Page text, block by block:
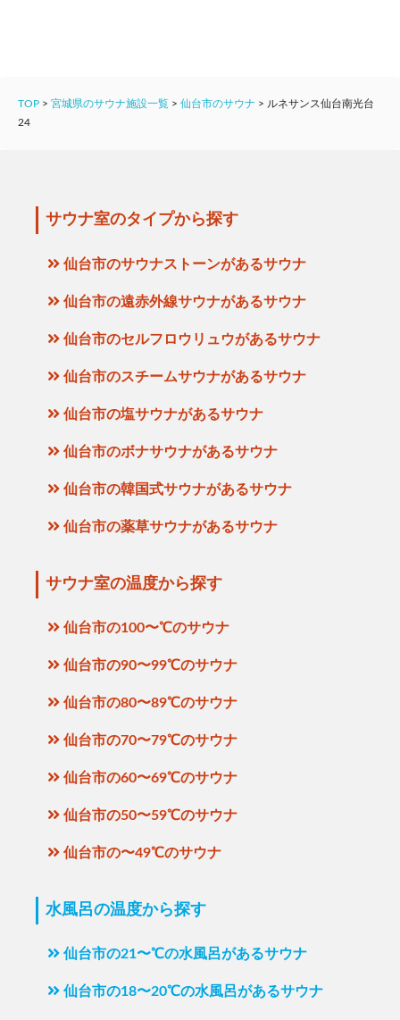
TOP > 宮城県のサウナ施設一覧 > 仙台市のサウナ > ルネサンス仙台南光台
24
サウナ室のタイプから探す
仙台市のサウナストーンがあるサウナ
仙台市の遠赤外線サウナがあるサウナ
仙台市のセルフロウリュウがあるサウナ
仙台市のスチームサウナがあるサウナ
仙台市の塩サウナがあるサウナ
仙台市のボナサウナがあるサウナ
仙台市の韓国式サウナがあるサウナ
仙台市の薬草サウナがあるサウナ
サウナ室の温度から探す
仙台市の100〜℃のサウナ
仙台市の90〜99℃のサウナ
仙台市の80〜89℃のサウナ
仙台市の70〜79℃のサウナ
仙台市の60〜69℃のサウナ
仙台市の50〜59℃のサウナ
仙台市の〜49℃のサウナ
水風呂の温度から探す
仙台市の21〜℃の水風呂があるサウナ
仙台市の18〜20℃の水風呂があるサウナ